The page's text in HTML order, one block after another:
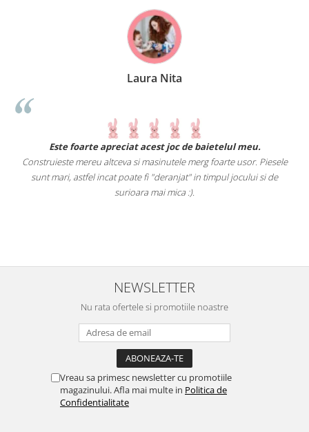
Laura Nita
Este foarte apreciat acest joc de baietelul meu.
Construieste mereu altceva si masinutele merg foarte usor. Piesele
sunt mari, astfel incat poate fi "deranjat" in timpul jocului si de
surioara mai mica :).
NEWSLETTER
Nu rata ofertele si promotiile noastre
Vreau sa primesc newsletter cu promotiile
magazinului. Afla mai multe in Politica de
Confidentialitate